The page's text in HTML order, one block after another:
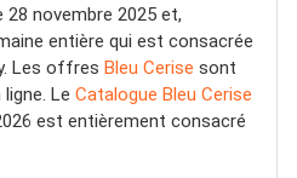
novembre 2025 et,
entière qui est consacrée
Les offres Bleu Cerise sont
Le Catalogue Bleu Cerise
est entièrement consacré